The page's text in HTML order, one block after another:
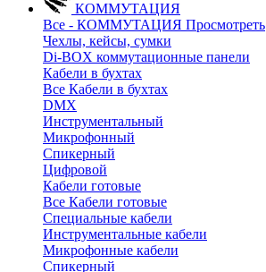
КОММУТАЦИЯ
Все - КОММУТАЦИЯ Просмотреть
Чехлы, кейсы, сумки
Di-BOX коммутационные панели
Кабели в бухтах
Все Кабели в бухтах
DMX
Инструментальный
Микрофонный
Спикерный
Цифровой
Кабели готовые
Все Кабели готовые
Cпециальные кабели
Инструментальные кабели
Микрофонные кабели
Спикерный